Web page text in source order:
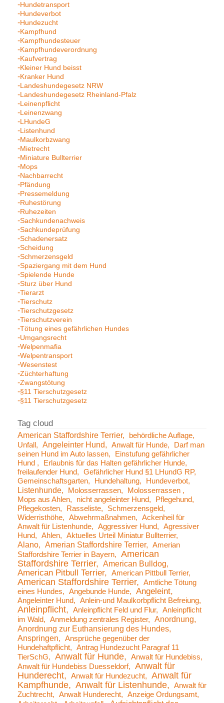
Hundetransport
Hundeverbot
Hundezucht
Kampfhund
Kampfhundesteuer
Kampfhundeverordnung
Kaufvertrag
Kleiner Hund beisst
Kranker Hund
Landeshundegesetz NRW
Landeshundegesetz Rheinland-Pfalz
Leinenpflicht
Leinenzwang
LHundeG
Listenhund
Maulkorbzwang
Mietrecht
Miniature Bullterrier
Mops
Nachbarrecht
Pfändung
Pressemeldung
Ruhestörung
Ruhezeiten
Sachkundenachweis
Sachkundeprüfung
Schadenersatz
Scheidung
Schmerzensgeld
Spaziergang mit dem Hund
Spielende Hunde
Sturz über Hund
Tierarzt
Tierschutz
Tierschutzgesetz
Tierschutzverein
Tötung eines gefährlichen Hundes
Umgangsrecht
Welpenmafia
Welpentransport
Wesenstest
Züchterhaftung
Zwangstötung
§11 Tierschutzgesetz
§11 Tierschutzgesetz
American Staffordshire Terrier
behördliche Auflage
Unfall
Angeleinter Hund Anwalt für Hunde
Darf man
seinen Hund im Auto lassen
Einstufung gefährlicher
Hund
Erlaubnis für das Halten gefährlicher Hunde
freilaufender Hund
Gefährlicher Hund §1 LHundG RP
Gemeinschaftsgarten
Hundehaltung Hundeverbot
Listenhunde Molosserrassen
Molosserrassen
Mops aus Ahlen
nicht angeleinter Hund
Pflegehund
Pflegekosten
Rasseliste
Schmerzensgeld
Widerristhöhe
Abwehrmaßnahmen
Ackenheil für
Anwalt für Listenhunde
Aggressiver Hund
Agressiver
Hund
Ahlen Aktuelles Urteil Miniatur Bullterrier
Alano Amerian Staffordshire Terrier
Amerian
Staffordshire Terrier in Bayern
American
Staffordshire Terrier
American Bulldog
American Pitbull Terrier American Pittbull Terrier
American Staffordshire Terrier
Amtliche Tötung
eines Hundes
Angebunde Hunde Angeleint
Angeleinter Hund Anlein-und Maulkorbpflicht Befreiung
Anleinpflicht Anleinpflicht Feld und Flur
Anleinpflicht
im Wald
Anmeldung zentrales Register
Anordnung
Anordnung zur Euthansierung des Hundes
Anspringen
Ansprüche gegenüber der
Hundehaftpflicht
Antrag Hundezucht Paragraf 11
TierSchG
Anwalt für Hunde
Anwalt für Hundebiss
Anwalt für Hundebiss Duesseldorf
Anwalt für
Hunderecht
Anwalt für Hundezucht
Anwalt für
Kampfhunde
Anwalt für Listenhunde
Anwalt für
Zuchtrecht
Anwalt Hunderecht
Anzeige Ordungsamt